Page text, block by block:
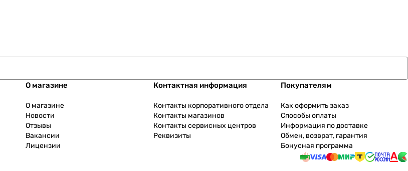
О магазине
О магазине
Новости
Отзывы
Вакансии
Лицензии
Контактная информация
Контакты корпоративного отдела
Контакты магазинов
Контакты сервисных центров
Реквизиты
Покупателям
Как оформить заказ
Способы оплаты
Информация по доставке
Обмен, возврат, гарантия
Бонусная программа